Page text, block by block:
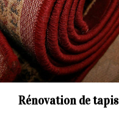
Rénovation de tapis